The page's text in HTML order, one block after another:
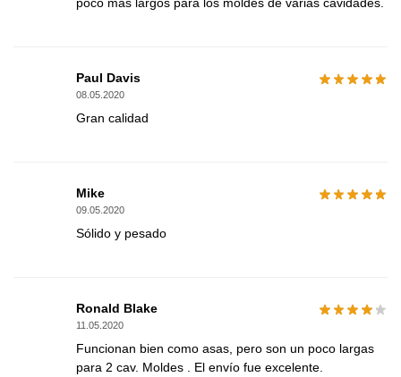
Paul Davis
08.05.2020
Gran calidad
Mike
09.05.2020
Sólido y pesado
Ronald Blake
11.05.2020
Funcionan bien como asas, pero son un poco largas
para 2 cav. Moldes . El envío fue excelente.